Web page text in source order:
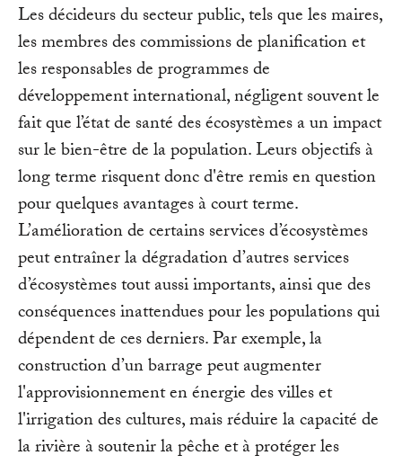
Les décideurs du secteur public, tels que les maires,
les membres des commissions de planification et
les responsables de programmes de
développement international, négligent souvent le
fait que l’état de santé des écosystèmes a un impact
sur le bien-être de la population. Leurs objectifs à
long terme risquent donc d'être remis en question
pour quelques avantages à court terme.
L’amélioration de certains services d’écosystèmes
peut entraîner la dégradation d’autres services
d’écosystèmes tout aussi importants, ainsi que des
conséquences inattendues pour les populations qui
dépendent de ces derniers. Par exemple, la
construction d’un barrage peut augmenter
l'approvisionnement en énergie des villes et
l'irrigation des cultures, mais réduire la capacité de
la rivière à soutenir la pêche et à protéger les